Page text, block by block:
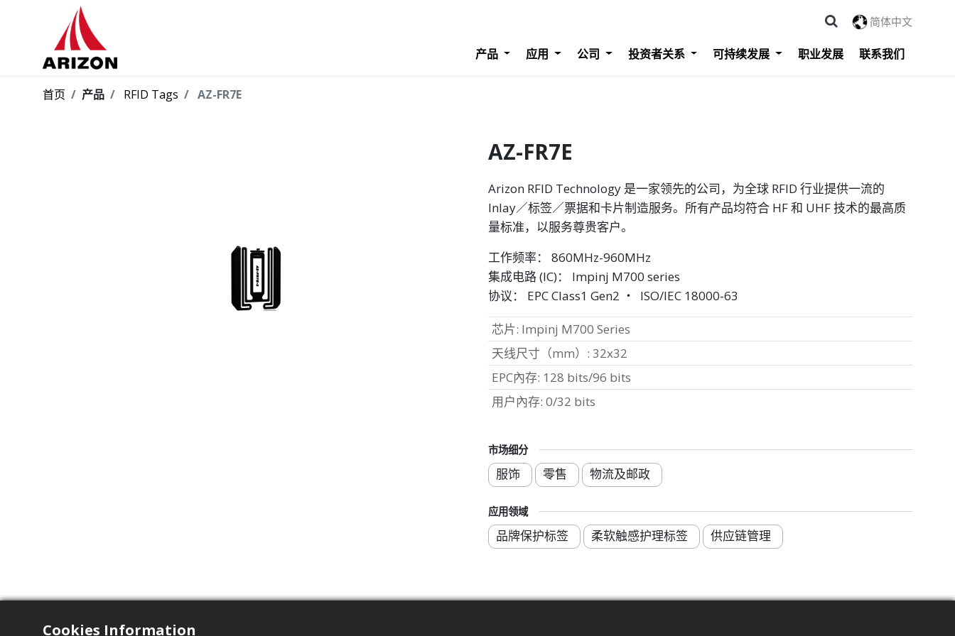
产品 应用 公司 投资者关系 可持续发展 职业发展 联系我们
简体中文
首页 产品 RFID Tags AZ-FR7E
AZ-FR7E
Arizon RFID Technology 是一家领先的公司，为全球 RFID 行业提供一流的
Inlay／标签／票据和卡片制造服务。所有产品均符合 HF 和 UHF 技术的最高质
量标准，以服务尊贵客户。
工作频率： 860MHz-960MHz
集成电路 (IC)： Impinj M700 series
协议： EPC Class1 Gen2 ‧ ISO/IEC 18000-63
市场细分
服饰 零售 物流及邮政
应用领域
品牌保护标签 柔软触感护理标签 供应链管理
芯片: Impinj M700 Series
天线尺寸（mm） : 32x32
EPC內存: 128 bits/96 bits
用户內存: 0/32 bits
Cookies Information